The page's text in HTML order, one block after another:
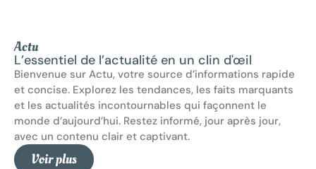
Actu
L’essentiel de l’actualité en un clin d'œil
Bienvenue sur Actu, votre source d’informations rapide
et concise. Explorez les tendances, les faits marquants
et les actualités incontournables qui façonnent le
monde d’aujourd’hui. Restez informé, jour après jour,
avec un contenu clair et captivant.
Voir plus